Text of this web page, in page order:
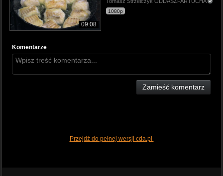
09:08
1080p
Komentarze
Zamieść komentarz
Przejdź do pełnej wersji cda.pl